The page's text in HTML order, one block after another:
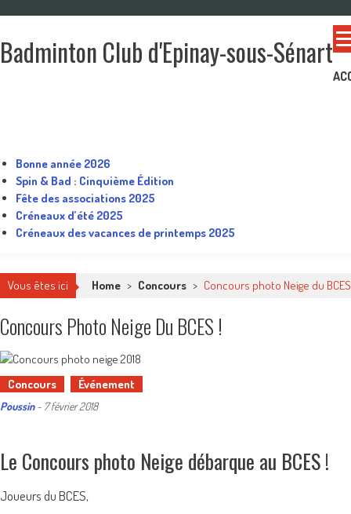
content
Badminton Club d'Epinay-sous-Sénart
Bonne année 2026
Spin & Bad : Cinquième Édition
Fête des associations 2025
Créneaux d’été 2025
Créneaux des vacances de printemps 2025
Vous êtes ici Home > Concours > Concours photo Neige du
Concours Photo Neige Du BCES !
Concours Événement
Poussin - 7 février 2018
Le Concours photo Neige débarque au BCES !
Joueurs du BCES,